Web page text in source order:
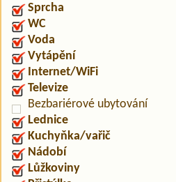
Sprcha
WC
Voda
Vytápění
Internet/WiFi
Televize
Bezbariérové ubytování
Lednice
Kuchyňka/vařič
Nádobí
Lůžkoviny